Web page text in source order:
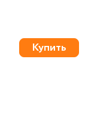
Купить